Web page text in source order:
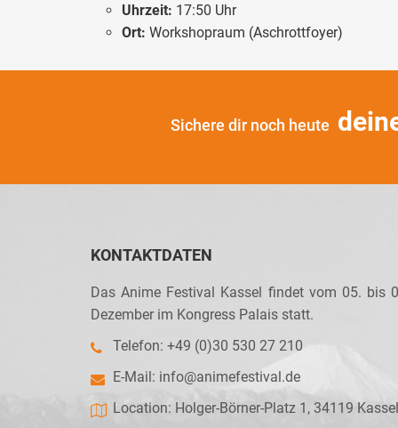
Uhrzeit: 17:50 Uhr
Ort: Workshopraum (Aschrottfoyer)
Sichere dir noch heute
KONTAKTDATEN
Das Anime Festival Kassel findet vom 05. bis
Dezember im Kongress Palais statt.
Telefon: +49 (0)30 530 27 210
E-Mail: info@animefestival.de
Location: Holger-Börner-Platz 1, 34119 Kassel